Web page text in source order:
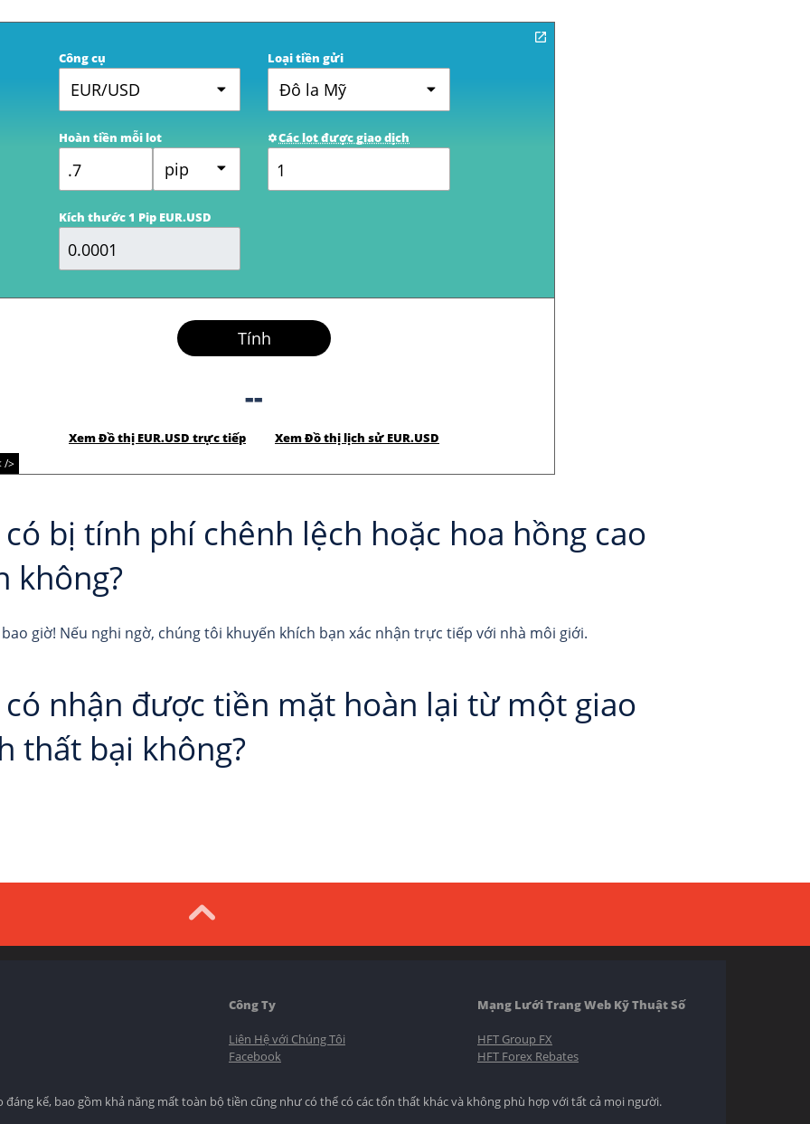
Công cụ
EUR/USD
Loại tiền gửi
Đô la Mỹ
Hoàn tiền mỗi lot
pip
Các lot được giao dịch
Kích thước 1 Pip EUR.USD
Tính
--
Xem Đồ thị EUR.USD trực tiếp Xem Đồ thị lịch sử EUR.USD
/>
bị tính phí chênh lệch hoặc hoa hồng cao
không?
giờ! Nếu nghi ngờ, chúng tôi khuyến khích bạn xác nhận trực tiếp với nhà môi giới.
nhận được tiền mặt hoàn lại từ một giao
thất bại không?
Công Ty
Liên Hệ với Chúng Tôi
Facebook
Mạng Lưới Trang Web Kỹ Thuật Số
HFT Group FX
HFT Forex Rebates
đáng kể, bao gồm khả năng mất toàn bộ tiền cũng như có thể có các tổn thất khác và không phù hợp với tất cả mọi người.